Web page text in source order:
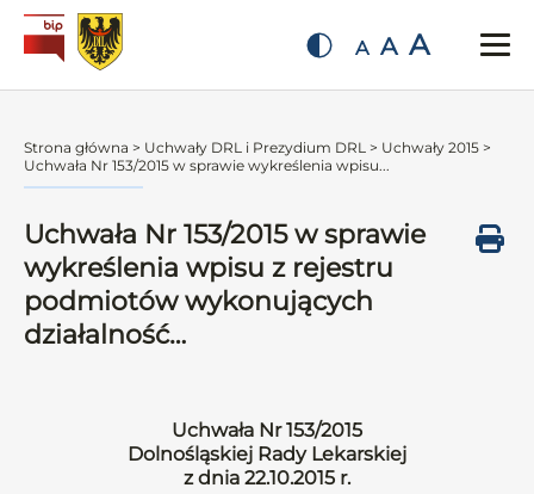
A A A
Strona główna > Uchwały DRL i Prezydium DRL > Uchwały 2015 >
Uchwała Nr 153/2015 w sprawie wykreślenia wpisu...
Uchwała Nr 153/2015 w sprawie
wykreślenia wpisu z rejestru
podmiotów wykonujących
działalność…
Uchwała Nr 153/2015
Dolnośląskiej Rady Lekarskiej
z dnia 22.10.2015 r.